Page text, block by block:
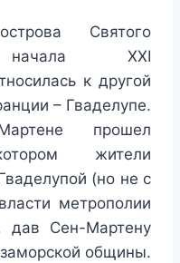
Святого
XXI
к другой
– Гваделупе.
прошел
жители
(но не с
метрополии
дав Сен-Мартену
заморской общины.